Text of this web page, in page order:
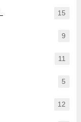
15
9
11
5
12